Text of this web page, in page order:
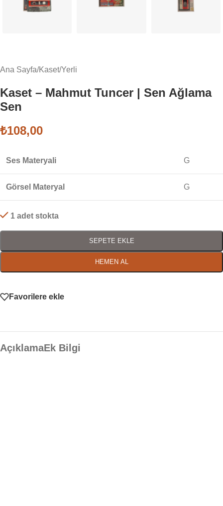
Ana Sayfa/Kaset/Yerli
Kaset – Mahmut Tuncer | Sen Ağlama
Sen
₺108,00
Ses Materyali G
Görsel Materyal G
1 adet stokta
SEPETE EKLE
HEMEN AL
Favorilere ekle
AçıklamaEk Bilgi